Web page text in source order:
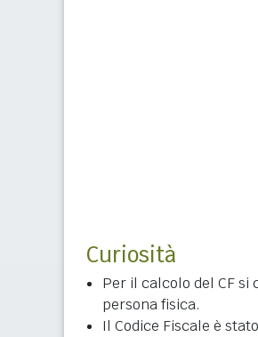
Curiosità
Per il calcolo del CF si
persona fisica.
Il Codice Fiscale è